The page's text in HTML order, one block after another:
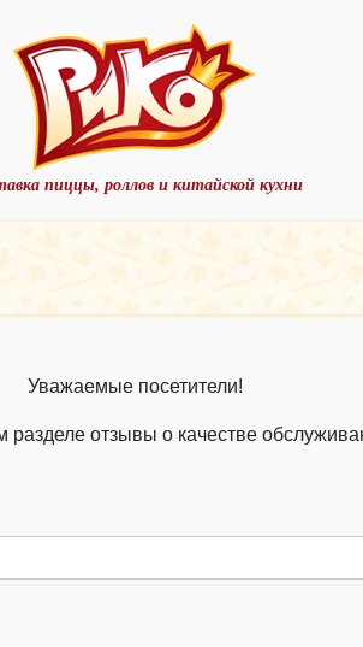
пиццы, роллов и китайской кухни
Уважаемые посетители!
отзывы о качестве